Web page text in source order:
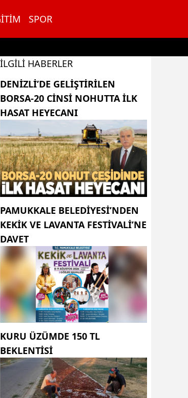
SPOR
İLGILI HABERLER
DENIZLI’DE GELIŞTIRILEN
BORSA-20 CINSI NOHUTTA ILK
HASAT HEYECANI
PAMUKKALE BELEDIYESI’NDEN
KEKIK VE LAVANTA FESTIVALI’NE
DAVET
KURU ÜZÜMDE 150 TL
BEKLENTISI